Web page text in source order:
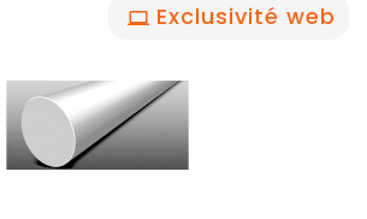
Exclusivité web